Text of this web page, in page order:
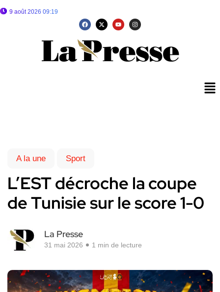
9 août 2026 09:19
A la une Sport
L’EST décroche la coupe
de Tunisie sur le score 1-0
La Presse
31 mai 2026 1 min de lecture